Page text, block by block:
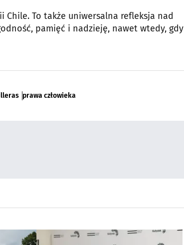
To także uniwersalna refleksja nad
pamięć i nadzieję, nawet wtedy, gdy
prawa człowieka